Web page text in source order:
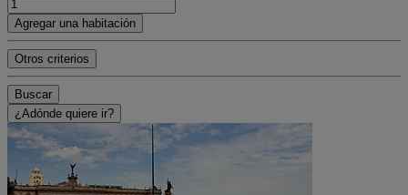
Agregar una habitación
Otros criterios
Buscar
¿Adónde quiere ir?